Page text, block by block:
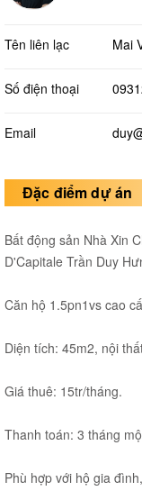
Tên liên lạc Mai
Số điện thoại
Email
Đặc điểm dự án
Bất động sản Nhà Xin
D'Capitale Trần Duy
Căn hộ 1.5pn1vs cao
Diện tích: 45m2, nội
Giá thuê: 15tr/tháng.
Thanh toán: 3 tháng
Phù hợp với hộ gia